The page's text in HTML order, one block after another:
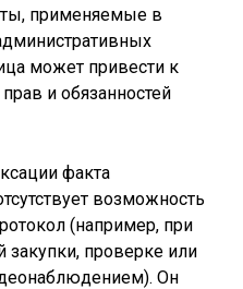
применяемые в
может привести к
и обязанностей
факта
возможность
(например, при
закупки, проверке или
Он